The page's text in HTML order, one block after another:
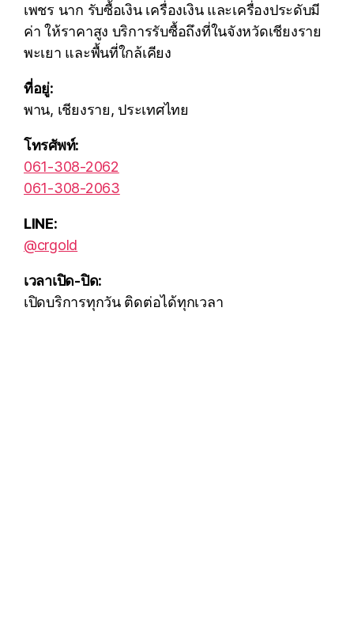
เพชร นาก รับซื้อเงิน เครื่องเงิน และเครื่องประดับมี
ค่า ให้ราคาสูง บริการรับซื้อถึงที่ในจังหวัดเชียงราย
พะเยา และพื้นที่ใกล้เคียง
ที่อยู่:
พาน, เชียงราย, ประเทศไทย
โทรศัพท์:
061-308-2062
061-308-2063
LINE:
@crgold
เวลาเปิด-ปิด:
เปิดบริการทุกวัน ติดต่อได้ทุกเวลา